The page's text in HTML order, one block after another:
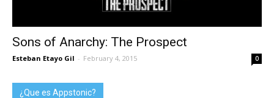
Sons of Anarchy: The Prospect
Esteban Etayo Gil - February 4, 2015 0
¿Que es Appstonic?